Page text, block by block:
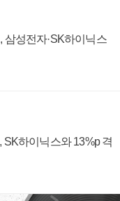
삼성전자·SK하이닉스
하이닉스와 13%p 격